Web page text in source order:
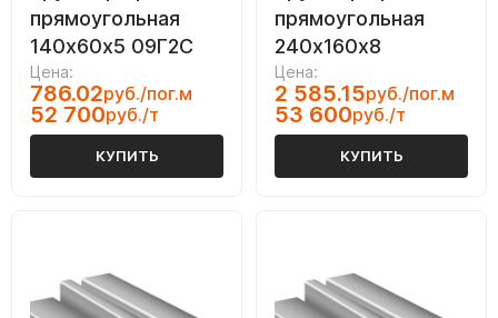
прямоугольная
140х60х5 09Г2С
Цена:
786.02руб./пог.м
52 700руб./т
КУПИТЬ
прямоугольная
240х160х8
Цена:
2 585.15руб./пог.м
53 600руб./т
КУПИТЬ